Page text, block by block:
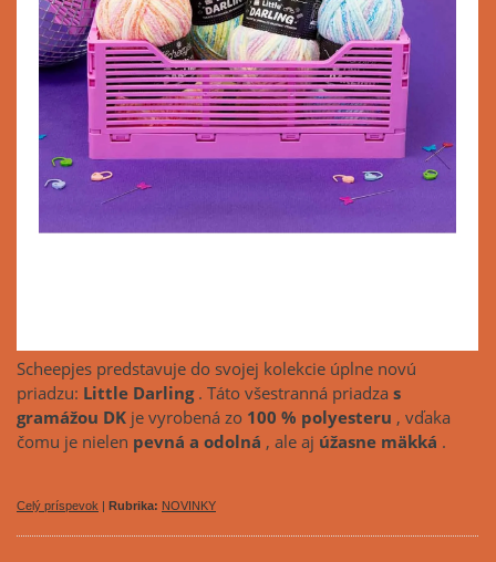
Scheepjes predstavuje do svojej kolekcie úplne novú
priadzu: Little Darling. Táto všestranná priadza s
gramážou DK je vyrobená zo 100 % polyesteru , vďaka
čomu je nielen pevná a odolná , ale aj úžasne mäkká .
Celý príspevok | Rubrika: NOVINKY